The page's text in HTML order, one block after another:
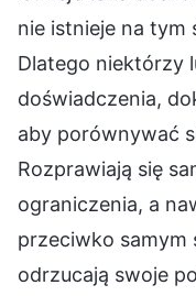
nie istnieje na tym
Dlatego niektórzy
doświadczenia,
aby porównywać
Rozprawiają się
ograniczenia, a
przeciwko samym
odrzucają swoje